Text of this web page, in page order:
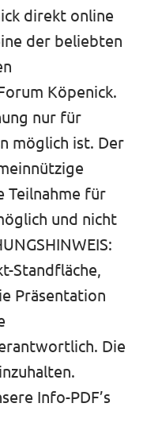
direkt online
der beliebten
Köpenick.
nur für
möglich ist. Der
Teilnahme für
und nicht
Standfläche,
Präsentation
Die
Info-PDF’s